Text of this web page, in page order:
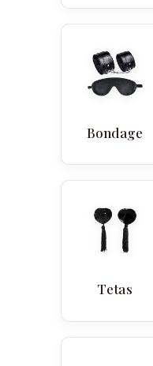
Bondage
Tetas